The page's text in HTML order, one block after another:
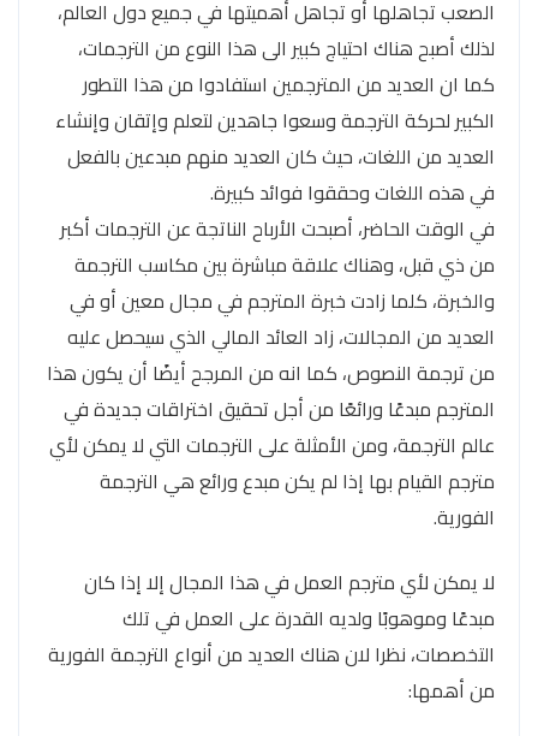
الصعب تجاهلها أو تجاهل أهميتها في جميع دول العالم،
لذلك أصبح هناك احتياج كبير الى هذا النوع من الترجمات،
كما ان العديد من المترجمين استفادوا من هذا التطور
الكبير لحركة الترجمة وسعوا جاهدين لتعلم وإتقان وإنشاء
العديد من اللغات، حيث كان العديد منهم مبدعين بالفعل
في هذه اللغات وحققوا فوائد كبيرة.
في الوقت الحاضر، أصبحت الأرباح الناتجة عن الترجمات أكبر
من ذي قبل، وهناك علاقة مباشرة بين مكاسب الترجمة
والخبرة، كلما زادت خبرة المترجم في مجال معين أو في
العديد من المجالات، زاد العائد المالي الذي سيحصل عليه
من ترجمة النصوص، كما انه من المرجح أيضًا أن يكون هذا
المترجم مبدعًا ورائعًا من أجل تحقيق اختراقات جديدة في
عالم الترجمة، ومن الأمثلة على الترجمات التي لا يمكن لأي
مترجم القيام بها إذا لم يكن مبدع ورائع هي الترجمة
الفورية.
لا يمكن لأي مترجم العمل في هذا المجال إلا إذا كان
مبدعًا وموهوبًا ولديه القدرة على العمل في تلك
التخصصات، نظرا لان هناك العديد من أنواع الترجمة الفورية
من أهمها: